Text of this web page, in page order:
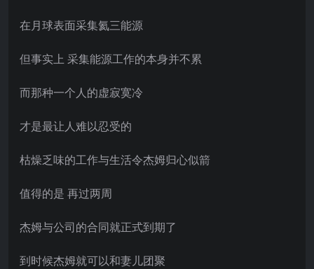
在月球表面采集氦三能源
但事实上 采集能源工作的本身并不累
而那种一个人的虚寂寞冷
才是最让人难以忍受的
枯燥乏味的工作与生活令杰姆归心似箭
值得的是 再过两周
杰姆与公司的合同就正式到期了
到时候杰姆就可以和妻儿团聚